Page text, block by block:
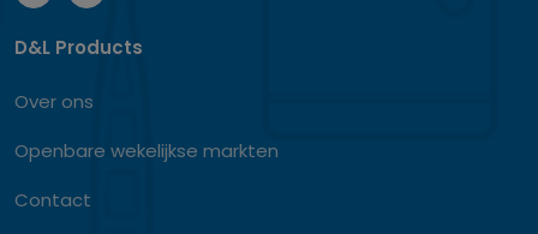
D&L Products
Over ons
Openbare wekelijkse markten
Contact